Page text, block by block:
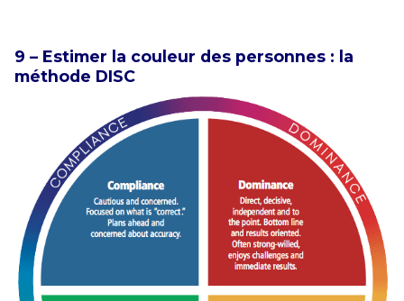
9 – Estimer la couleur des personnes : la
méthode DISC